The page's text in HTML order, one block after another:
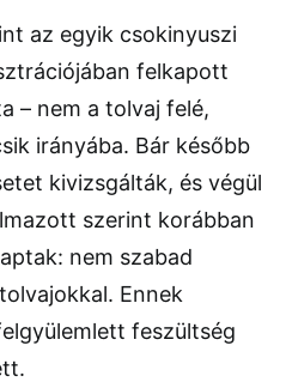
az egyik csokinyuszi
felkapott
– nem a tolvaj felé,
irányába. Bár később
kivizsgálták, és végül
szerint korábban
nem szabad
Ennek
feszültség